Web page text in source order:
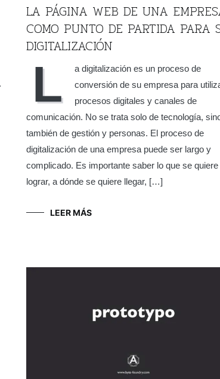
LA PÁGINA WEB DE UNA
COMO PUNTO DE PARTIDA PARA
DIGITALIZACIÓN
L
a digitalización es un proceso de
conversión de su empresa para
procesos digitales y canales de
comunicación. No se trata solo de tecnología,
también de gestión y personas. El proceso de
digitalización de una empresa puede ser largo y
complicado. Es importante saber lo que se quiere
lograr, a dónde se quiere llegar, […]
LEER MÁS